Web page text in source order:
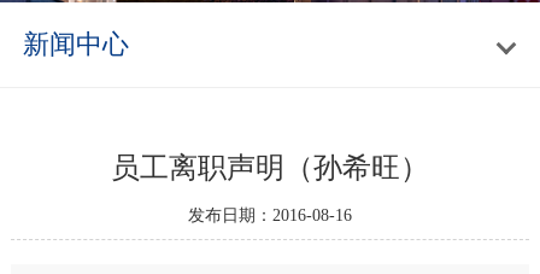
新闻中心
员工离职声明（孙希旺）
发布日期：2016-08-16